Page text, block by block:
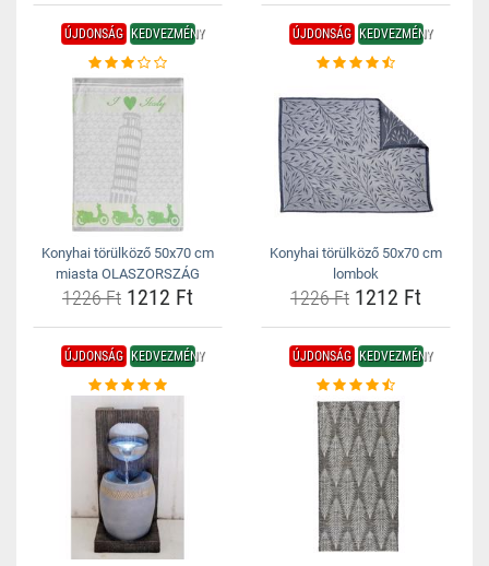
ÚJDONSÁG KEDVEZMÉNY
Konyhai törülköző 50x70 cm
miasta OLASZORSZÁG
1226 Ft 1212 Ft
ÚJDONSÁG KEDVEZMÉNY
Konyhai törülköző 50x70 cm
lombok
1226 Ft 1212 Ft
ÚJDONSÁG KEDVEZMÉNY ÚJDONSÁG KEDVEZMÉNY